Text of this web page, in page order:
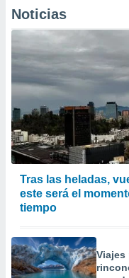
Noticias
Tras las heladas,
este será el
tiempo
Viajes